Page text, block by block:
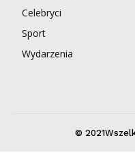
Celebryci
Sport
Wydarzenia
©